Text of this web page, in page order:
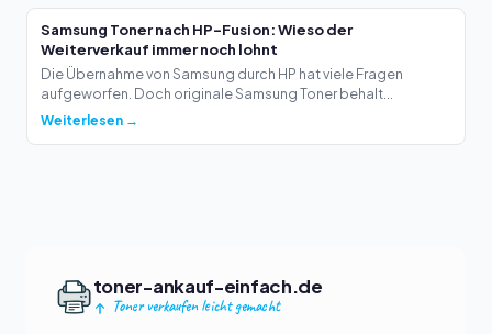
Samsung Toner nach HP-Fusion: Wieso der
Weiterverkauf immer noch lohnt
Die Übernahme von Samsung durch HP hat viele Fragen
aufgeworfen. Doch originale Samsung Toner behalt...
Weiterlesen →
toner-ankauf-einfach.de
Toner verkaufen leicht gemacht